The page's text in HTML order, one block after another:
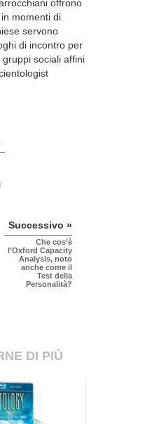
offrono
momenti di
servono
di incontro per
sociali affini
Successivo »
Che cos’è
l’Oxford Capacity
Analysis, noto
anche come il
Test della
Personalità?
DI PIÙ